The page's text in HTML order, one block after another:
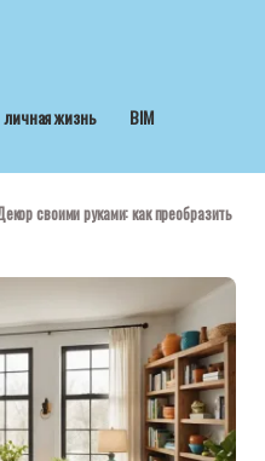
личная жизнь
BIM
своими руками: как преобразить